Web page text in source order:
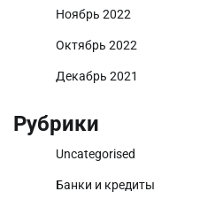
Ноябрь 2022
Октябрь 2022
Декабрь 2021
Рубрики
Uncategorised
Банки и кредиты